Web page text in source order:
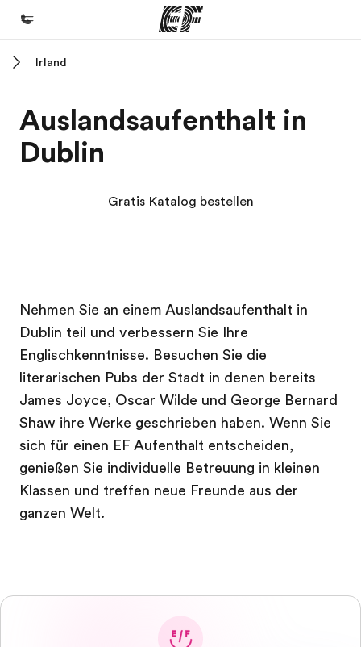
Programme
Alle Programme ansehen
Karriere
Werde Teil unseres Teams
Irland
Auslandsaufenthalt in
Dublin
Gratis Katalog bestellen
Nehmen Sie an einem Auslandsaufenthalt in
Dublin teil und verbessern Sie Ihre
Englischkenntnisse. Besuchen Sie die
literarischen Pubs der Stadt in denen bereits
James Joyce, Oscar Wilde und George Bernard
Shaw ihre Werke geschrieben haben. Wenn Sie
sich für einen EF Aufenthalt entscheiden,
genießen Sie individuelle Betreuung in kleinen
Klassen und treffen neue Freunde aus der
ganzen Welt.